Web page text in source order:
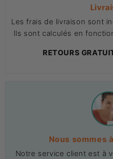
Les frais de livraison sont
Ils sont calculés en
RETOURS
Nous sommes
Notre service client est à